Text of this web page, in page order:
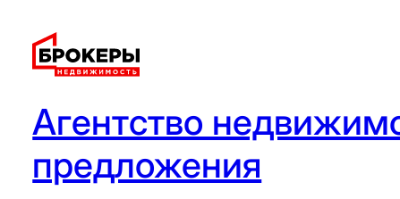
содержимому
Агентство
предложения